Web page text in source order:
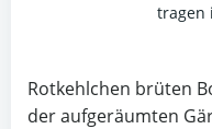
tragen
Rotkehlchen brüten
der aufgeräumten